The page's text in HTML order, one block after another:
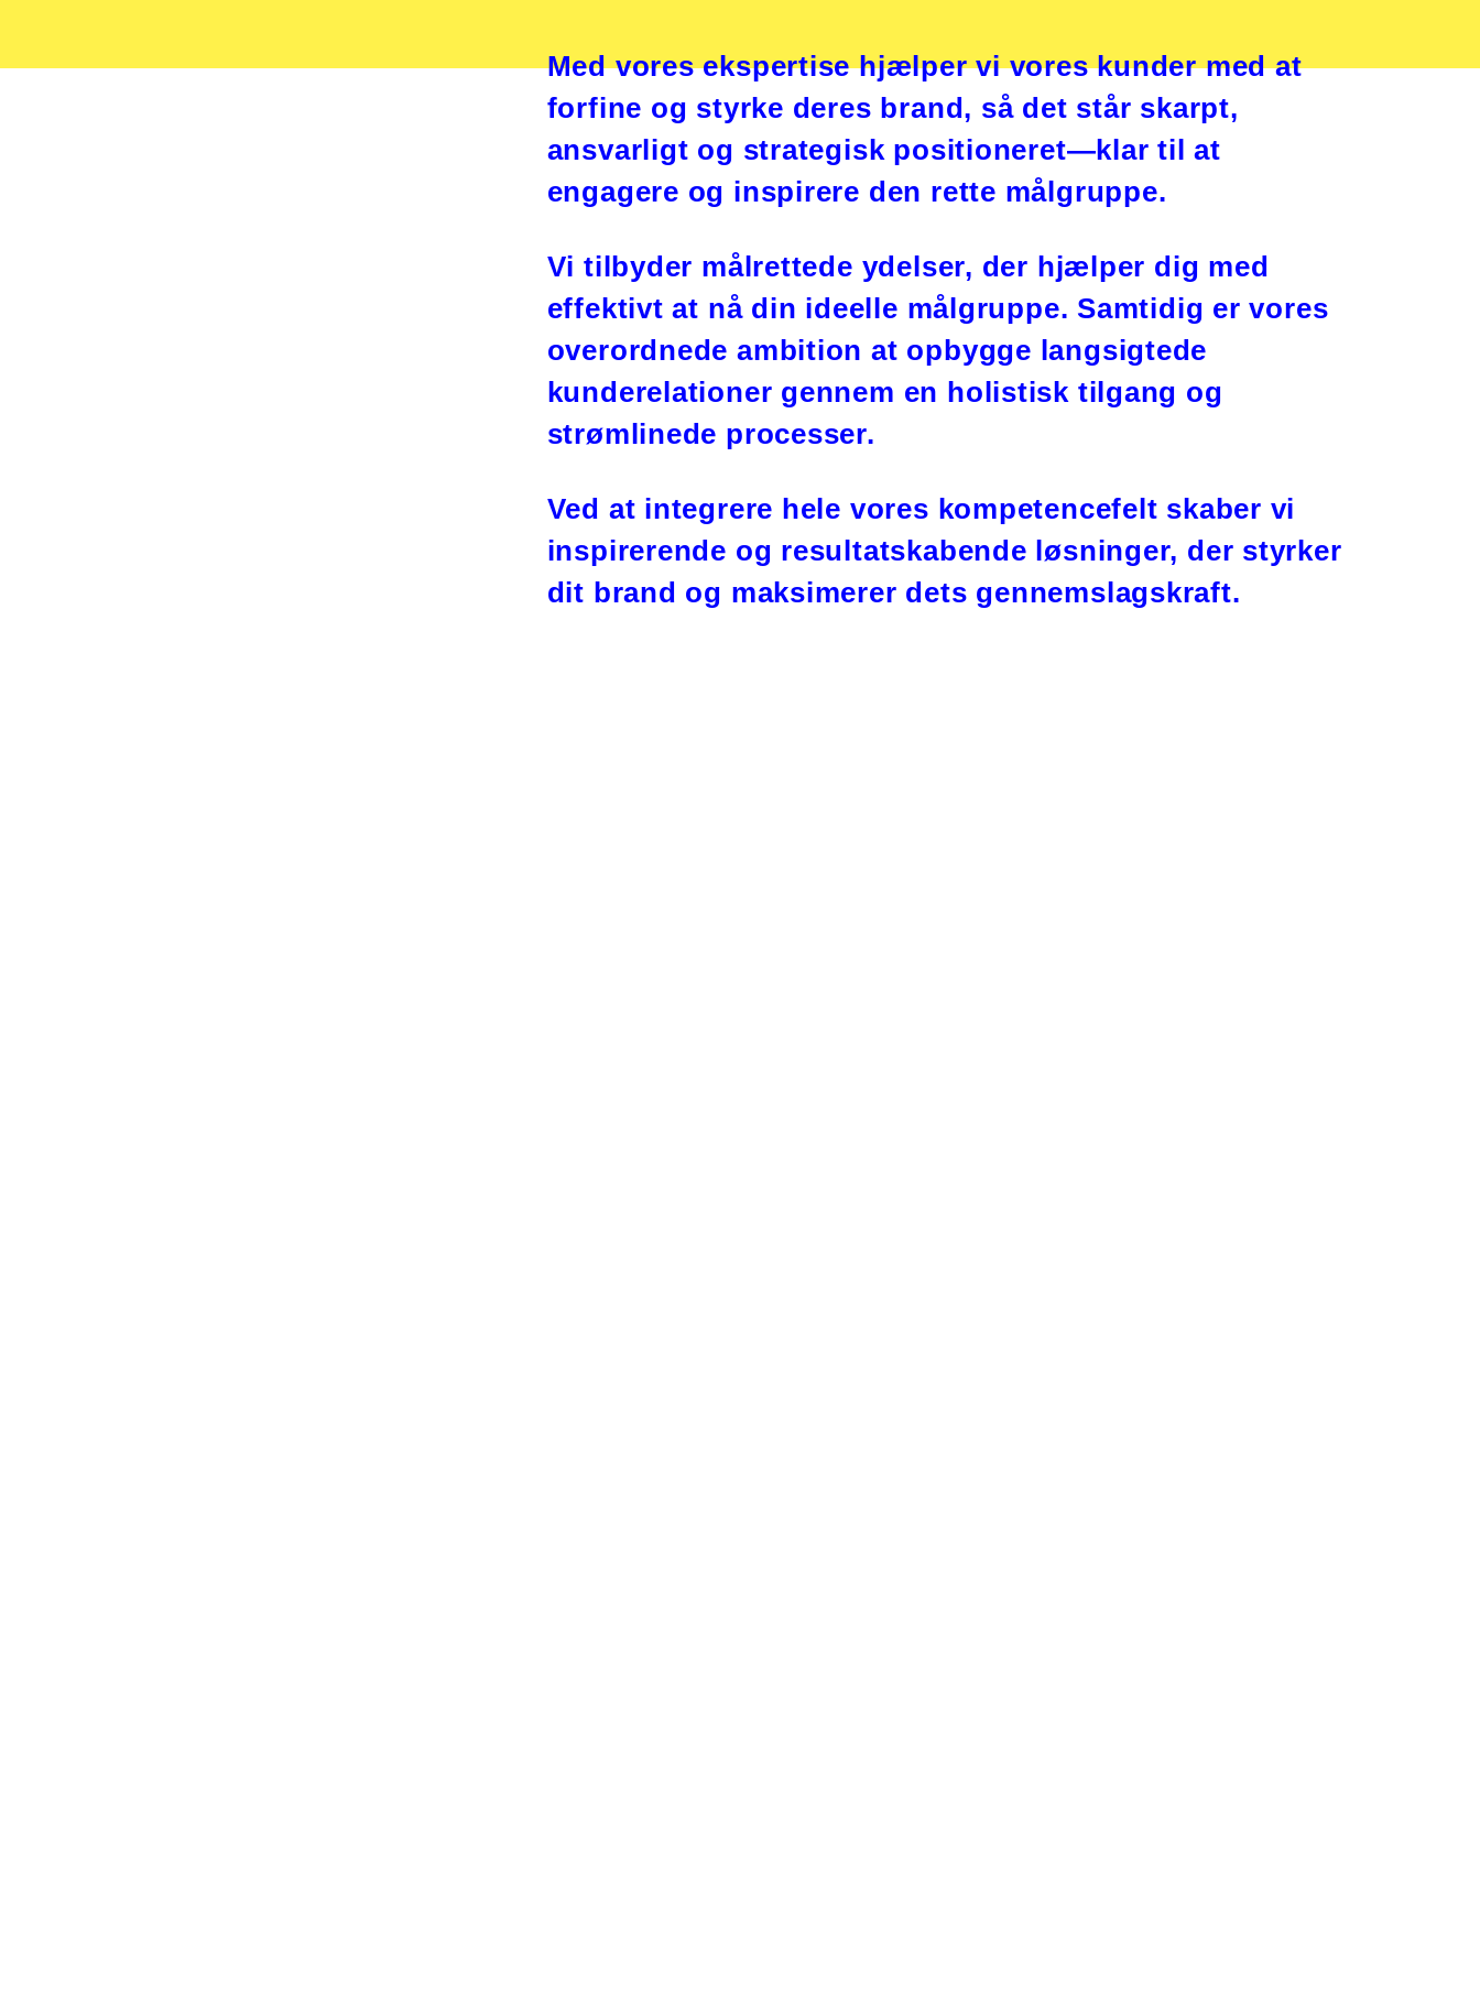
Med vores ekspertise hjælper vi vores kunder med at
forfine og styrke deres brand, så det står skarpt,
ansvarligt og strategisk positioneret—klar til at
engagere og inspirere den rette målgruppe.
Vi tilbyder målrettede ydelser, der hjælper dig med
effektivt at nå din ideelle målgruppe. Samtidig er vores
overordnede ambition at opbygge langsigtede
kunderelationer gennem en holistisk tilgang og
strømlinede processer.
Ved at integrere hele vores kompetencefelt skaber vi
inspirerende og resultatskabende løsninger, der styrker
dit brand og maksimerer dets gennemslagskraft.